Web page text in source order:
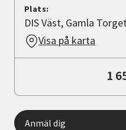
Plats:
DIS Väst, Gamla
Visa på karta
1
Anmäl dig